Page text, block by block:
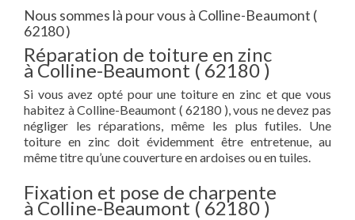
Nous sommes là pour vous à Colline-Beaumont (
62180 )
Réparation de toiture en zinc
à Colline-Beaumont ( 62180 )
Si vous avez opté pour une toiture en zinc et que vous
habitez à Colline-Beaumont ( 62180 ), vous ne devez pas
négliger les réparations, même les plus futiles. Une
toiture en zinc doit évidemment être entretenue, au
même titre qu’une couverture en ardoises ou en tuiles.
Fixation et pose de charpente
à Colline-Beaumont ( 62180 )